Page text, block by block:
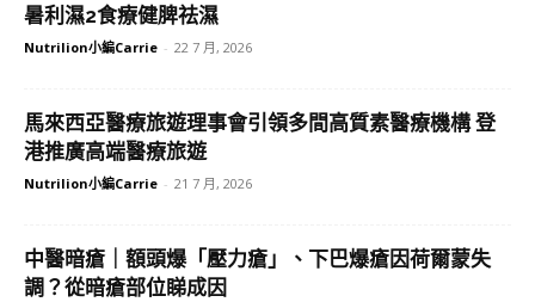
暑利濕2食療健脾祛濕
Nutrilion小編Carrie - 22 7 月, 2026
馬來西亞醫療旅遊理事會引領多間高質素醫療機構 登
港推廣高端醫療旅遊
Nutrilion小編Carrie - 21 7 月, 2026
中醫暗瘡｜額頭爆「壓力瘡」、下巴爆瘡因荷爾蒙失
調？從暗瘡部位睇成因